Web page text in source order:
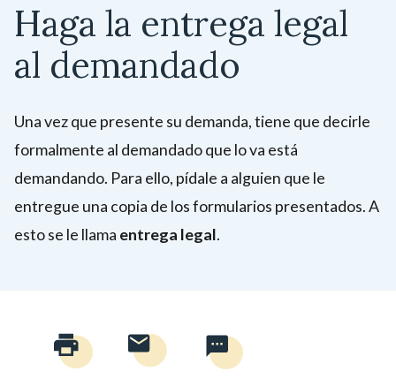
Haga la entrega legal
al demandado
Una vez que presente su demanda, tiene que decirle
formalmente al demandado que lo va está
demandando. Para ello, pídale a alguien que le
entregue una copia de los formularios presentados. A
esto se le llama entrega legal.